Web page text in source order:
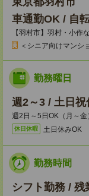
車通勤OK / 自
【羽村市】羽村・小作
＜シニア向けマンシ
勤務曜日
週2～3 / 土日祝
週2日～5日OK（月～
休日休暇 土日休みOK
勤務時間
シフト勤務 / 残